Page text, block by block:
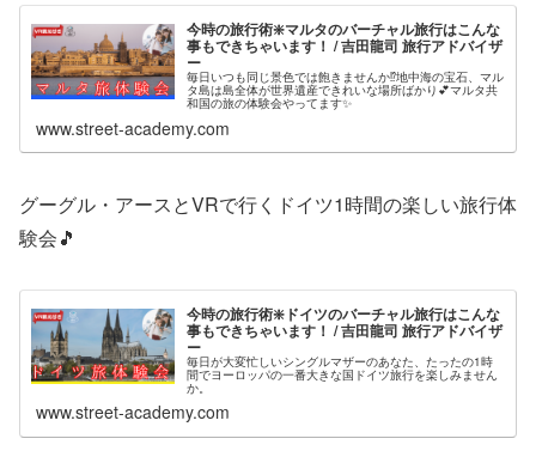
今時の旅行術❇️マルタのバーチャル旅行はこんな
事もできちゃいます！ / 吉田龍司 旅行アドバイザ
ー
毎日いつも同じ景色では飽きませんか⁉️地中海の宝石、マル
タ島は島全体が世界遺産できれいな場所ばかり💕マルタ共
和国の旅の体験会やってます✨
www.street-academy.com
グーグル・アースとVRで行くドイツ1時間の楽しい旅行体
験会🎵
今時の旅行術❇️ドイツのバーチャル旅行はこんな
事もできちゃいます！ / 吉田龍司 旅行アドバイザ
ー
毎日が大変忙しいシングルマザーのあなた、たったの1時
間でヨーロッパの一番大きな国ドイツ旅行を楽しみません
か。
www.street-academy.com